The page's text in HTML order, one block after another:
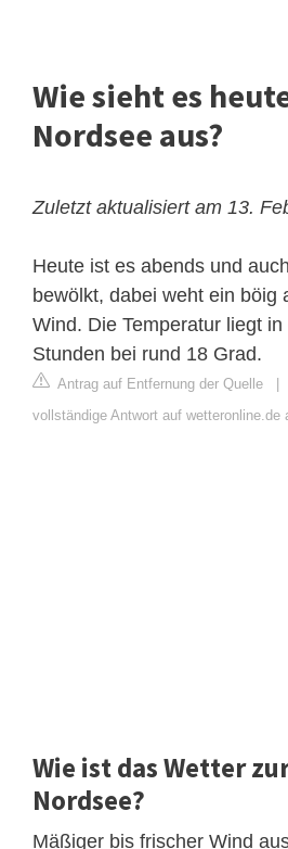
Wie sieht es
Nordsee aus?
Zuletzt aktualisiert am 13.
Heute ist es abends und
bewölkt, dabei weht ein böig
Wind. Die Temperatur liegt
Stunden bei rund 18 Grad.
Antrag auf Entfernung der Quelle
vollständige Antwort auf wetteronline.de
Wie ist das Wetter
Nordsee?
Mäßiger bis frischer Wind